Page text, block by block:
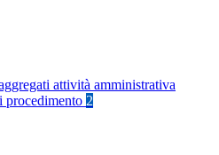
attività amministrativa
procedimento 2